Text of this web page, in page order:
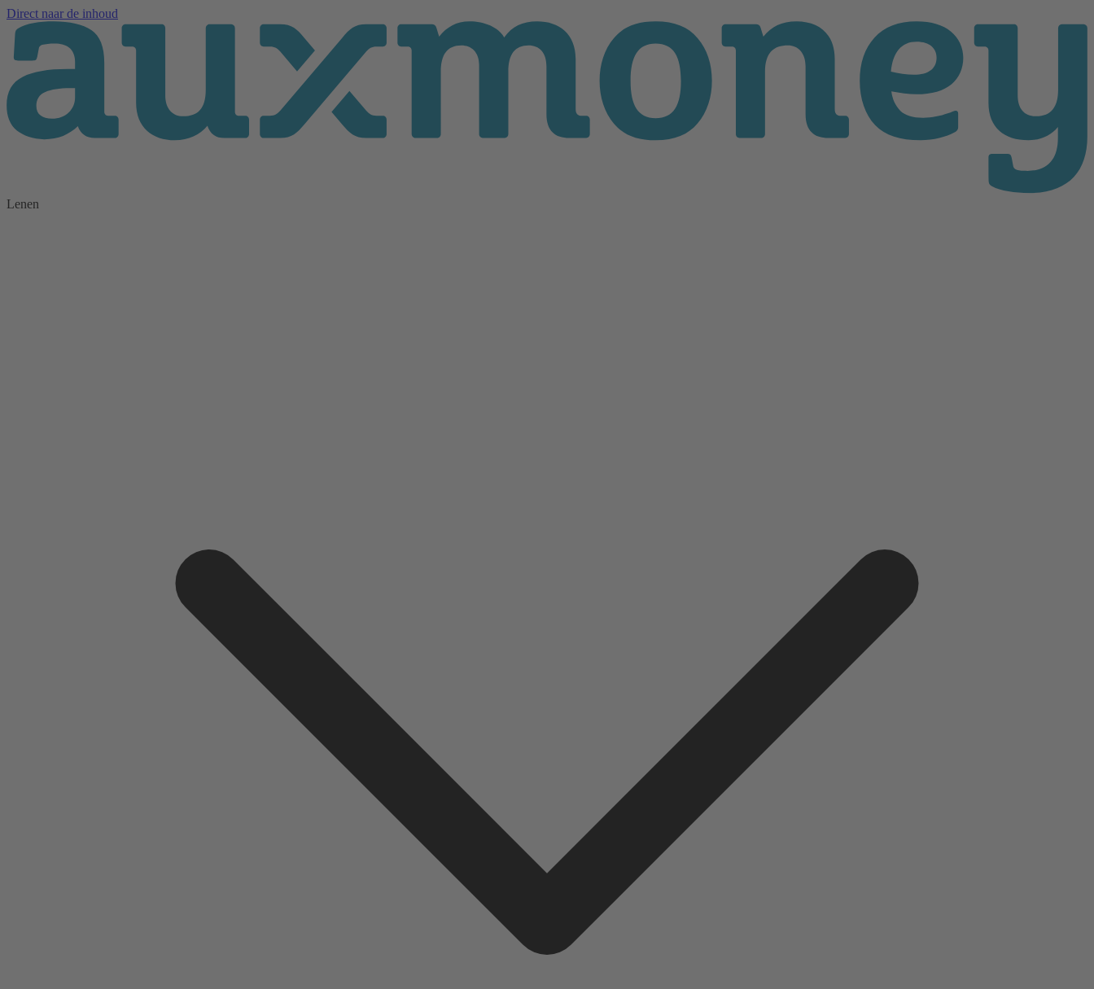
Direct naar de inhoud
Lenen